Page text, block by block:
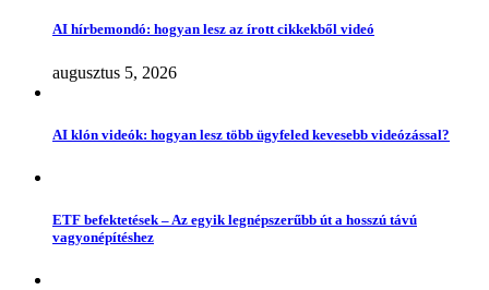
AI hírbemondó: hogyan lesz az írott cikkekből videó
augusztus 5, 2026
AI klón videók: hogyan lesz több ügyfeled kevesebb videózással?
ETF befektetések – Az egyik legnépszerűbb út a hosszú távú
vagyonépítéshez